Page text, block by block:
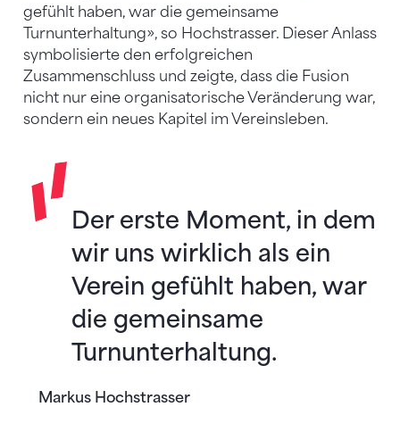
gefühlt haben, war die gemeinsame
Turnunterhaltung», so Hochstrasser. Dieser Anlass
symbolisierte den erfolgreichen
Zusammenschluss und zeigte, dass die Fusion
nicht nur eine organisatorische Veränderung war,
sondern ein neues Kapitel im Vereinsleben.
Markus Hochstrasser
Der erste Moment, in dem
wir uns wirklich als ein
Verein gefühlt haben, war
die gemeinsame
Turnunterhaltung.